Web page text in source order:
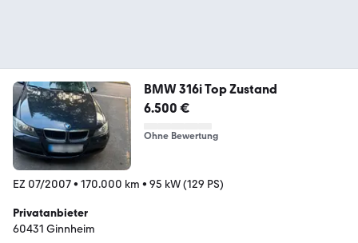
BMW 316i Top Zustand
6.500 €
Ohne Bewertung
EZ 07/2007• 170.000 km • 95 kW (129 PS)
Privatanbieter
60431 Ginnheim